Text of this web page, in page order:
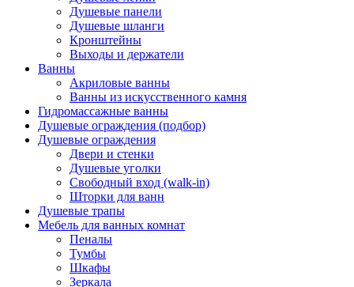
Душевые панели
Душевые шланги
Кронштейны
Выходы и держатели
Ванны
Акриловые ванны
Ванны из искусственного камня
Гидромассажные ванны
Душевые ограждения (подбор)
Душевые ограждения
Двери и стенки
Душевые уголки
Свободный вход (walk-in)
Шторки для ванн
Душевые трапы
Мебель для ванных комнат
Пеналы
Тумбы
Шкафы
Зеркала